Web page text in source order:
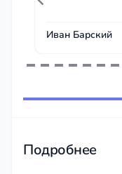
Иван Барский
1
Подробнее